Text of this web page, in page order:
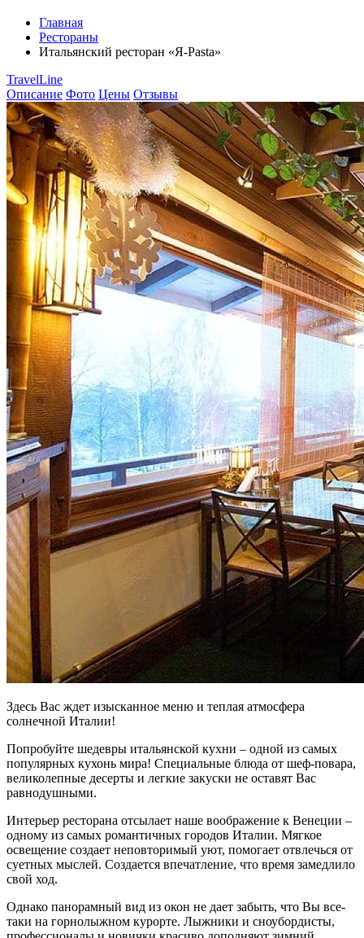
Главная
Рестораны
Итальянский ресторан «Я-Pasta»
TravelLine
Описание Фото Цены Отзывы
Здесь Вас ждет изысканное меню и теплая атмосфера
солнечной Италии!
Попробуйте шедевры итальянской кухни – одной из самых
популярных кухонь мира! Специальные блюда от шеф-повара,
великолепные десерты и легкие закуски не оставят Вас
равнодушными.
Интерьер ресторана отсылает наше воображение к Венеции –
одному из самых романтичных городов Италии. Мягкое
освещение создает неповторимый уют, помогает отвлечься от
суетных мыслей. Создается впечатление, что время замедлило
свой ход.
Однако панорамный вид из окон не дает забыть, что Вы все-
таки на горнолыжном курорте. Лыжники и сноубордисты,